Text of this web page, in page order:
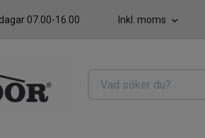
07.00-16.00 Inkl. moms